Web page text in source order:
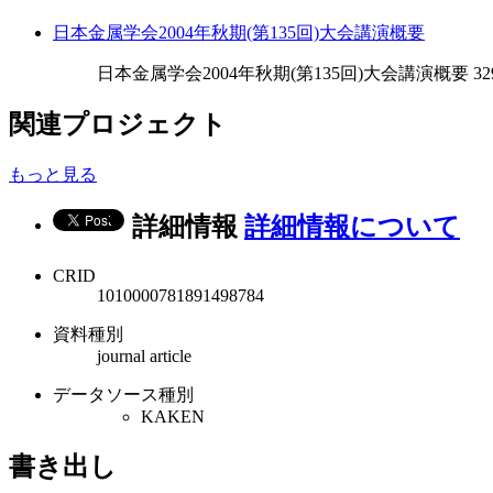
日本金属学会2004年秋期(第135回)大会講演概要
日本金属学会2004年秋期(第135回)大会講演概要
関連プロジェクト
もっと見る
詳細情報 詳細情報について
CRID
1010000781891498784
資料種別
journal article
データソース種別
KAKEN
書き出し